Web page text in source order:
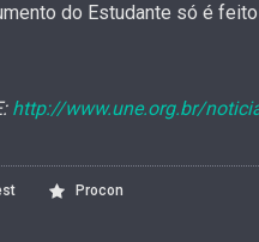
do Estudante só é
http://www.une.org.br/
Procon